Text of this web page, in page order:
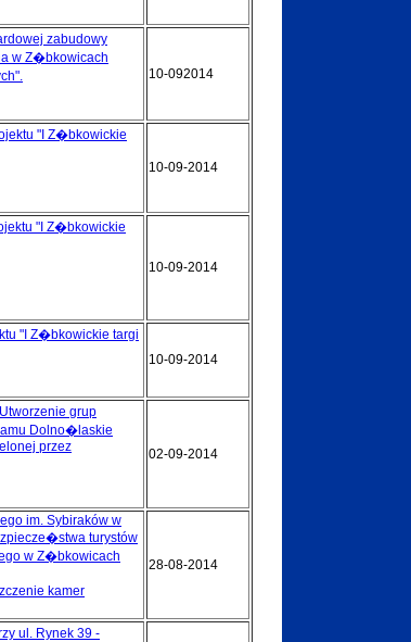
zabudowy
w Z�bkowicach
10-092014
"I Z�bkowickie
10-09-2014
"I Z�bkowickie
10-09-2014
"I Z�bkowickie targi
10-09-2014
grup
Dolno�laskie
przez
02-09-2014
im. Sybiraków w
turystów
w Z�bkowicach
kamer
28-08-2014
ul. Rynek 39 -